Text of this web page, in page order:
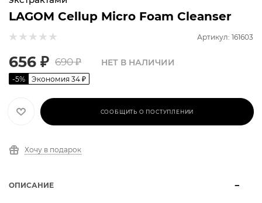
LAGOM Cellup Micro Foam Cleanser
Артикул: 161603
656 ₽ 690₽
-5% Экономия 34 ₽
НЕТ В НАЛИЧИИ
СООБЩИТЬ О ПОСТУПЛЕНИИ
Хочу в подарок
ОПИСАНИЕ